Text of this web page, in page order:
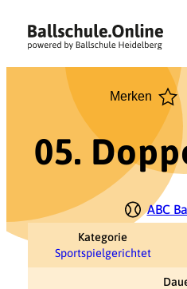
Inhalt
springen
Merken
05.
ABC
Kategorie
Sportspielgerichtet